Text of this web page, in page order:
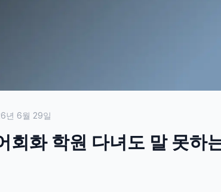
년 6월 29일
회화 학원 다녀도 말 못하